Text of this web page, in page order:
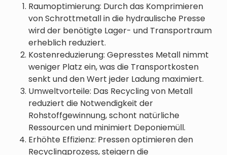
Raumoptimierung: Durch das Komprimieren
von Schrottmetall in die hydraulische Presse
wird der benötigte Lager- und Transportraum
erheblich reduziert.
Kostenreduzierung: Gepresstes Metall nimmt
weniger Platz ein, was die Transportkosten
senkt und den Wert jeder Ladung maximiert.
Umweltvorteile: Das Recycling von Metall
reduziert die Notwendigkeit der
Rohstoffgewinnung, schont natürliche
Ressourcen und minimiert Deponiemüll.
Erhöhte Effizienz: Pressen optimieren den
Recyclingprozess, steigern die